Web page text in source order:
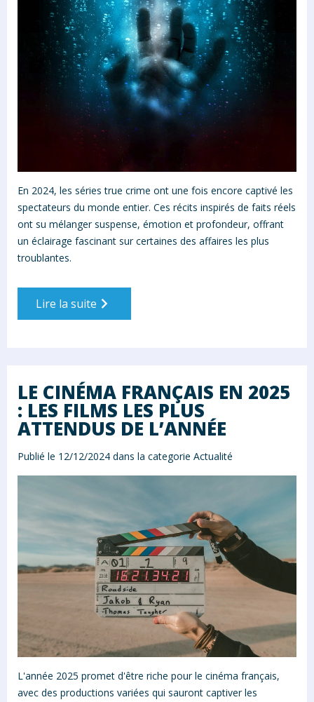
En 2024, les séries true crime ont une fois encore captivé les
spectateurs du monde entier. Ces récits inspirés de faits réels
ont su mélanger suspense, émotion et profondeur, offrant
un éclairage fascinant sur certaines des affaires les plus
troublantes.
Lire la suite
LE CINÉMA FRANÇAIS EN 2025
: LES FILMS LES PLUS
ATTENDUS DE L’ANNÉE
Publié le 12/12/2024 dans la categorie Actualité
L'année 2025 promet d'être riche pour le cinéma français,
avec des productions variées qui sauront captiver les